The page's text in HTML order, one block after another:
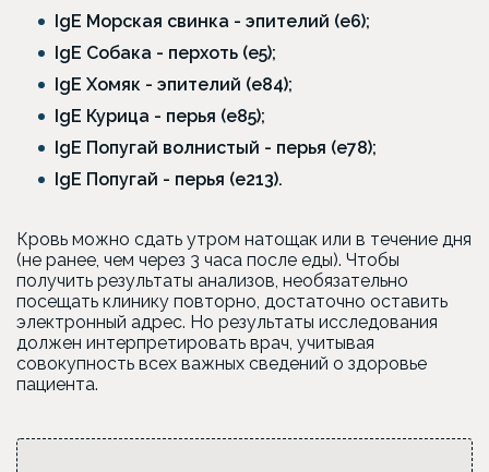
IgE Морская свинка - эпителий (e6);
IgE Собака - перхоть (e5);
IgE Хомяк - эпителий (e84);
IgE Курица - перья (e85);
IgE Попугай волнистый - перья (е78);
IgE Попугай - перья (e213).
Кровь можно сдать утром натощак или в течение дня
(не ранее, чем через 3 часа после еды). Чтобы
получить результаты анализов, необязательно
посещать клинику повторно, достаточно оставить
электронный адрес. Но результаты исследования
должен интерпретировать врач, учитывая
совокупность всех важных сведений о здоровье
пациента.